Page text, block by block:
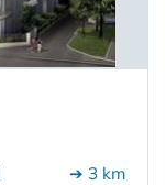
➔ 3 km